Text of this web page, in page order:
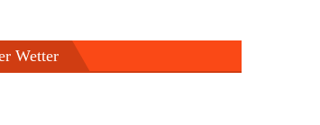
Wetter